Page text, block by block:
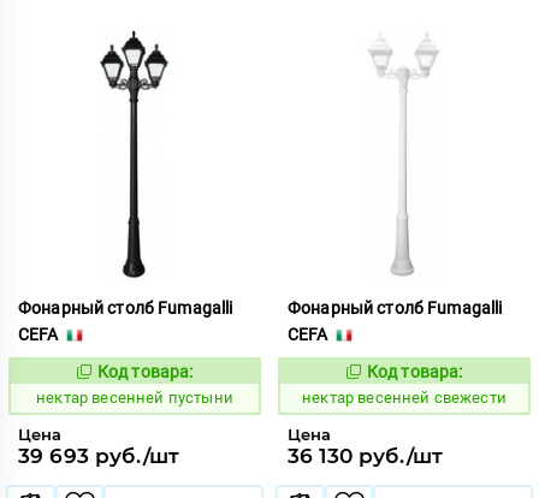
Фонарный столб Fumagalli
CEFA
Код:
1126325
Код товара:
нектар весенней пустыни
Цена
39 693 руб./шт
Фонарный столб Fumagalli
CEFA
Код:
1126333
Код товара:
нектар весенней свежести
Цена
36 130 руб./шт